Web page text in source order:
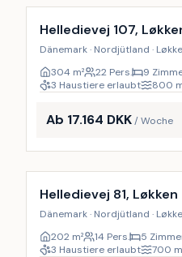
Helledievej 107,
Dänemark · Nordjütland ·
304 m² 22 Pers. 9
3 Haustiere erlaubt
800
Ab 17.164 DKK/ Woche
Inkl. Endreinigung
Helledievej 81, Løkken
Dänemark · Nordjütland ·
202 m² 14 Pers. 5
3 Haustiere erlaubt
700 m